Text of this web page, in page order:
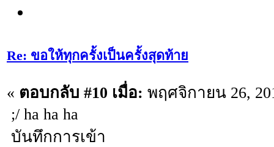
Re: ขอให้ทุกครั้งเป็นครั้งสุดท้าย
« ตอบกลับ #10 เมื่อ: พฤศจิกายน 26,
;/ ha ha ha
บันทึกการเข้า